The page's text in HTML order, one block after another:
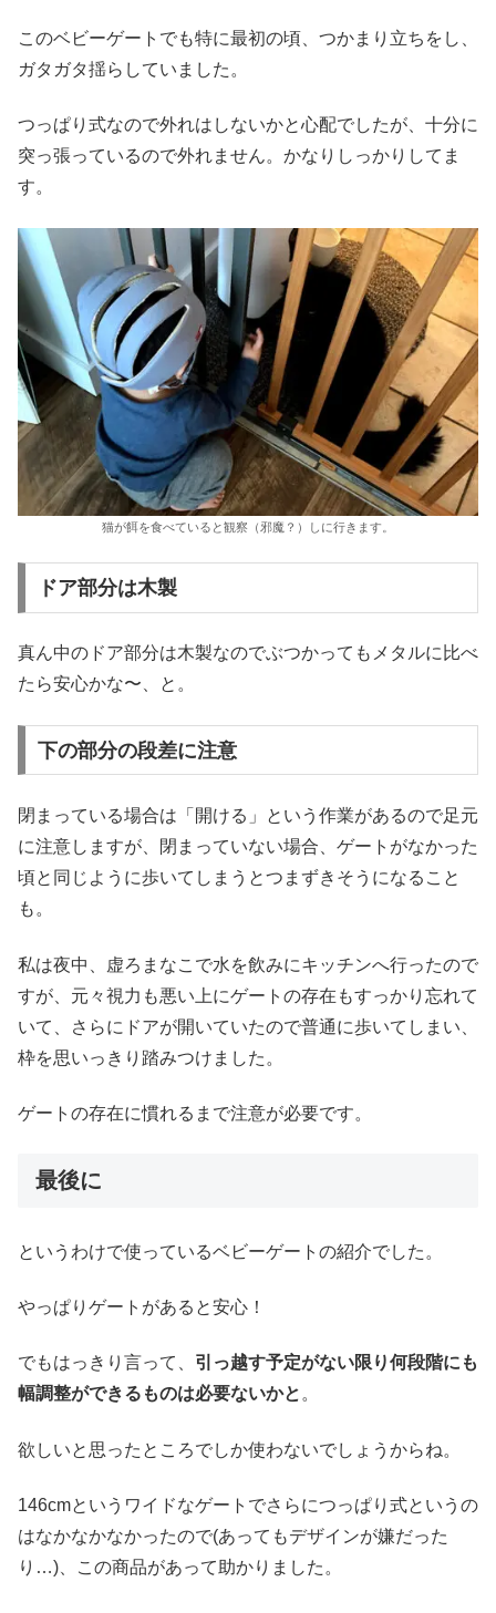
このベビーゲートでも特に最初の頃、つかまり立ちをし、
ガタガタ揺らしていました。
つっぱり式なので外れはしないかと心配でしたが、十分に
突っ張っているので外れません。かなりしっかりしてま
す。
猫が餌を食べていると観察（邪魔？）しに行きます。
ドア部分は木製
真ん中のドア部分は木製なのでぶつかってもメタルに比べ
たら安心かな〜、と。
下の部分の段差に注意
閉まっている場合は「開ける」という作業があるので足元
に注意しますが、閉まっていない場合、ゲートがなかった
頃と同じように歩いてしまうとつまずきそうになること
も。
私は夜中、虚ろまなこで水を飲みにキッチンへ行ったので
すが、元々視力も悪い上にゲートの存在もすっかり忘れて
いて、さらにドアが開いていたので普通に歩いてしまい、
枠を思いっきり踏みつけました。
ゲートの存在に慣れるまで注意が必要です。
最後に
というわけで使っているベビーゲートの紹介でした。
やっぱりゲートがあると安心！
でもはっきり言って、 引っ越す予定がない限り何段階にも
幅調整ができるものは必要ないかと 。
欲しいと思ったところでしか使わないでしょうからね。
146cmというワイドなゲートでさらにつっぱり式というの
はなかなかなかったので(あってもデザインが嫌だった
り…)、この商品があって助かりました。